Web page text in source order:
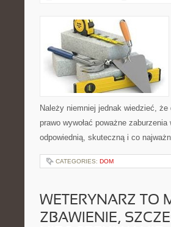
Należy niemniej jednak wiedzieć,
prawo wywołać poważne
odpowiednią, skuteczną i co
CATEGORIES: DOM
WETERYNARZ TO
ZBAWIENIE,